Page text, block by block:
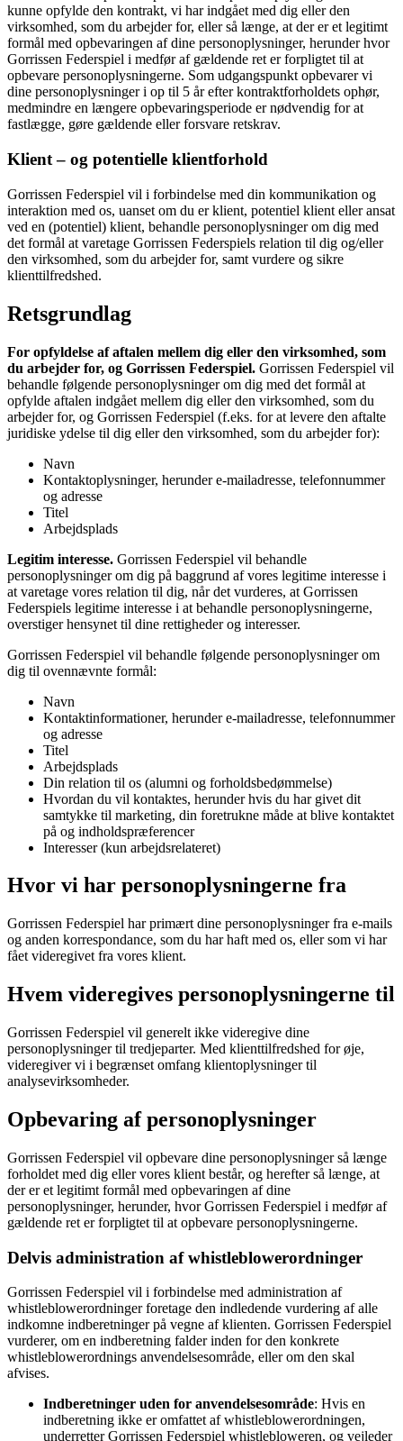
kunne opfylde den kontrakt, vi har indgået med dig eller den
virksomhed, som du arbejder for, eller så længe, at der er et legitimt
formål med opbevaringen af dine personoplysninger, herunder hvor
Gorrissen Federspiel i medfør af gældende ret er forpligtet til at
opbevare personoplysningerne. Som udgangspunkt opbevarer vi
dine personoplysninger i op til 5 år efter kontraktforholdets ophør,
medmindre en længere opbevaringsperiode er nødvendig for at
fastlægge, gøre gældende eller forsvare retskrav.
Klient – og potentielle klientforhold
Gorrissen Federspiel vil i forbindelse med din kommunikation og
interaktion med os, uanset om du er klient, potentiel klient eller ansat
ved en (potentiel) klient, behandle personoplysninger om dig med
det formål at varetage Gorrissen Federspiels relation til dig og/eller
den virksomhed, som du arbejder for, samt vurdere og sikre
klienttilfredshed.
Retsgrundlag
For opfyldelse af aftalen mellem dig eller den virksomhed, som
du arbejder for, og Gorrissen Federspiel. Gorrissen Federspiel vil
behandle følgende personoplysninger om dig med det formål at
opfylde aftalen indgået mellem dig eller den virksomhed, som du
arbejder for, og Gorrissen Federspiel (f.eks. for at levere den aftalte
juridiske ydelse til dig eller den virksomhed, som du arbejder for):
Navn
Kontaktoplysninger, herunder e-mailadresse, telefonnummer
og adresse
Titel
Arbejdsplads
Legitim interesse. Gorrissen Federspiel vil behandle
personoplysninger om dig på baggrund af vores legitime interesse i
at varetage vores relation til dig, når det vurderes, at Gorrissen
Federspiels legitime interesse i at behandle personoplysningerne,
overstiger hensynet til dine rettigheder og interesser.
Gorrissen Federspiel vil behandle følgende personoplysninger om
dig til ovennævnte formål:
Navn
Kontaktinformationer, herunder e-mailadresse, telefonnummer
og adresse
Titel
Arbejdsplads
Din relation til os (alumni og forholdsbedømmelse)
Hvordan du vil kontaktes, herunder hvis du har givet dit
samtykke til marketing, din foretrukne måde at blive kontaktet
på og indholdspræferencer
Interesser (kun arbejdsrelateret)
Hvor vi har personoplysningerne fra
Gorrissen Federspiel har primært dine personoplysninger fra e-mails
og anden korrespondance, som du har haft med os, eller som vi har
fået videregivet fra vores klient.
Hvem videregives personoplysningerne til
Gorrissen Federspiel vil generelt ikke videregive dine
personoplysninger til tredjeparter. Med klienttilfredshed for øje,
videregiver vi i begrænset omfang klientoplysninger til
analysevirksomheder.
Opbevaring af personoplysninger
Gorrissen Federspiel vil opbevare dine personoplysninger så længe
forholdet med dig eller vores klient består, og herefter så længe, at
der er et legitimt formål med opbevaringen af dine
personoplysninger, herunder, hvor Gorrissen Federspiel i medfør af
gældende ret er forpligtet til at opbevare personoplysningerne.
Delvis administration af whistleblowerordninger
Gorrissen Federspiel vil i forbindelse med administration af
whistleblowerordninger foretage den indledende vurdering af alle
indkomne indberetninger på vegne af klienten. Gorrissen Federspiel
vurderer, om en indberetning falder inden for den konkrete
whistleblowerordnings anvendelsesområde, eller om den skal
afvises.
Indberetninger uden for anvendelsesområde: Hvis en
indberetning ikke er omfattet af whistleblowerordningen,
underretter Gorrissen Federspiel whistlebloweren, og vejleder